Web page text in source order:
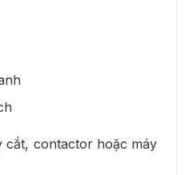
cắt, contactor hoặc máy